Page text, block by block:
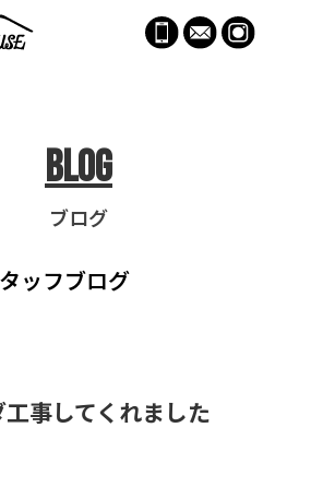
Blog
ブログ
ッフブログ
事してくれました